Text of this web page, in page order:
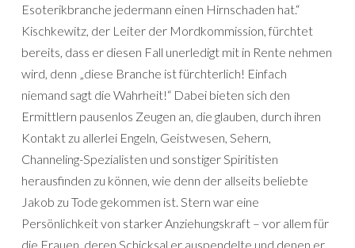
Esoterikbranche jedermann einen Hirnschaden hat.“
Kischkewitz, der Leiter der Mordkommission, fürchtet
bereits, dass er diesen Fall unerledigt mit in Rente nehmen
wird, denn „diese Branche ist fürchterlich! Einfach
niemand sagt die Wahrheit!“ Dabei bieten sich den
Ermittlern pausenlos Zeugen an, die glauben, durch ihren
Kontakt zu allerlei Engeln, Geistwesen, Sehern,
Channeling-Spezialisten und sonstiger Spiritisten
herausfinden zu können, wie denn der allseits beliebte
Jakob zu Tode gekommen ist. Stern war eine
Persönlichkeit von starker Anziehungskraft – vor allem für
die Frauen, deren Schicksal er auspendelte und denen er